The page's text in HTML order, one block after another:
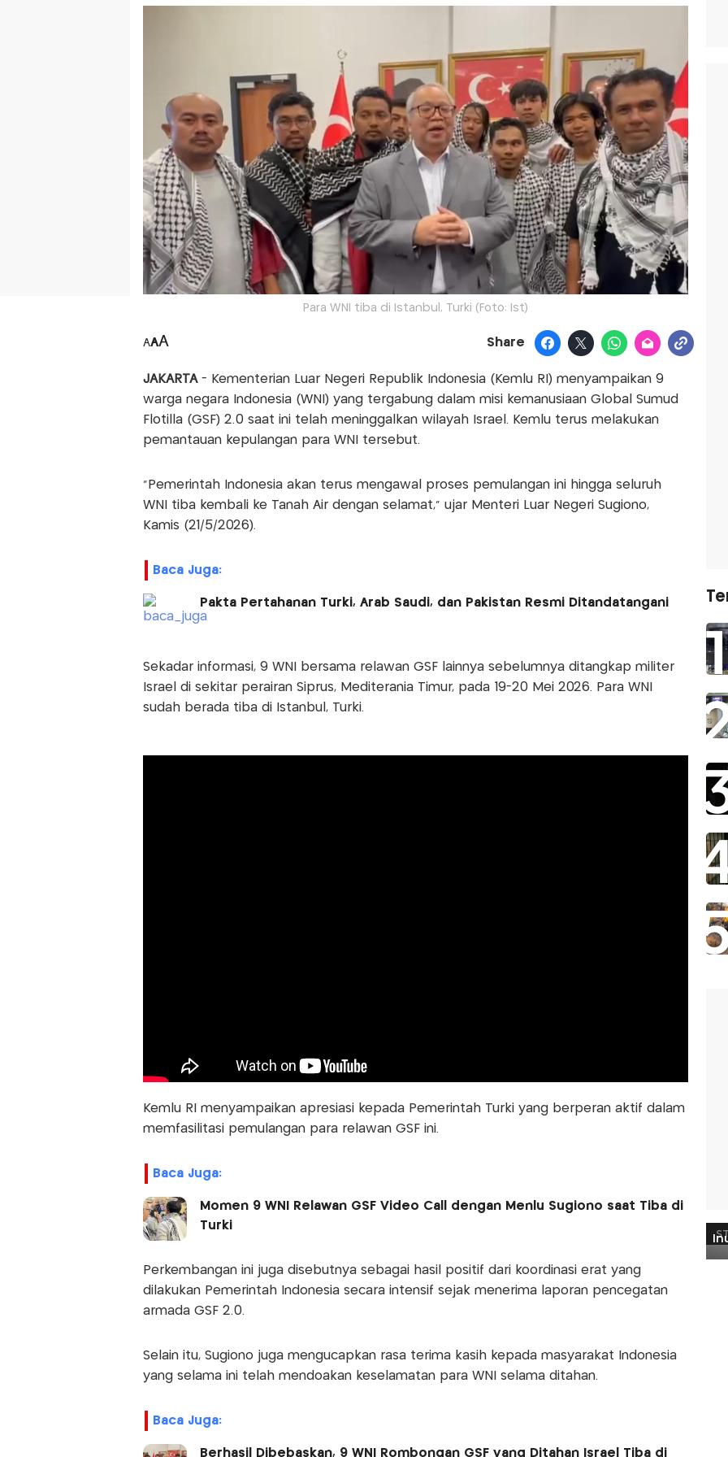
Para WNI tiba di Istanbul, Turki (Foto: Ist)
AAA Share
JAKARTA- Kementerian Luar Negeri Republik Indonesia (Kemlu RI) menyampaikan 9
warga negara Indonesia (WNI) yang tergabung dalam misi kemanusiaan Global Sumud
Flotilla (GSF) 2.0 saat ini telah meninggalkan wilayah Israel. Kemlu terus melakukan
pemantauan kepulangan para WNI tersebut.
"Pemerintah Indonesia akan terus mengawal proses pemulangan ini hingga seluruh
WNI tiba kembali ke Tanah Air dengan selamat," ujar Menteri Luar Negeri Sugiono,
Kamis (21/5/2026).
Baca Juga:
Pakta Pertahanan Turki, Arab Saudi, dan Pakistan Resmi Ditandatangani
Sekadar informasi, 9 WNI bersama relawan GSF lainnya sebelumnya ditangkap militer
Israel di sekitar perairan Siprus, Mediterania Timur, pada 19-20 Mei 2026. Para WNI
sudah berada tiba di Istanbul, Turki.
Kemlu RI menyampaikan apresiasi kepada Pemerintah Turki yang berperan aktif dalam
memfasilitasi pemulangan para relawan GSF ini.
Baca Juga:
Momen 9 WNI Relawan GSF Video Call dengan Menlu Sugiono saat Tiba di
Turki
Perkembangan ini juga disebutnya sebagai hasil positif dari koordinasi erat yang
dilakukan Pemerintah Indonesia secara intensif sejak menerima laporan pencegatan
armada GSF 2.0.
Selain itu, Sugiono juga mengucapkan rasa terima kasih kepada masyarakat Indonesia
yang selama ini telah mendoakan keselamatan para WNI selama ditahan.
Baca Juga:
Berhasil Dibebaskan, 9 WNI Rombongan GSF yang Ditahan Israel Tiba di